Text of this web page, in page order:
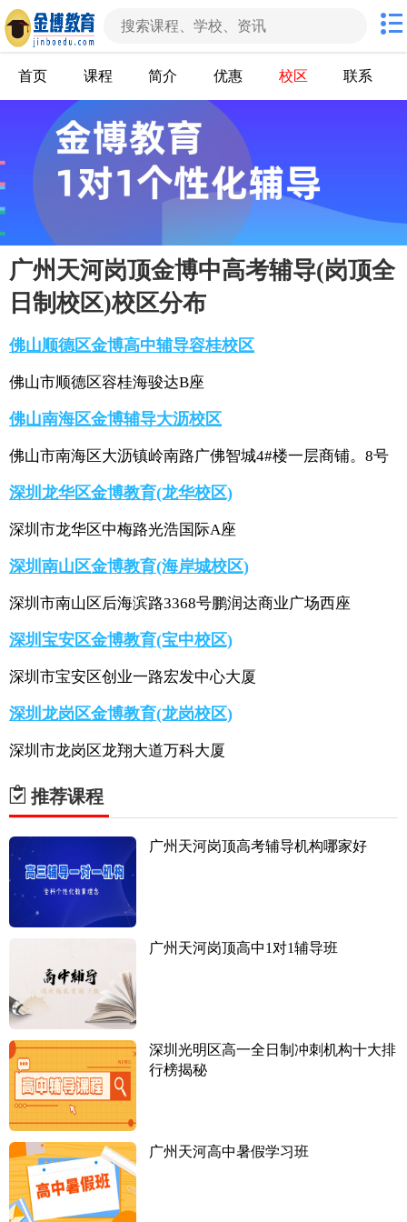
首页 课程 简介 优惠 校区 联系
广州天河岗顶金博中高考辅导(岗顶全
日制校区)校区分布
佛山顺德区金博高中辅导容桂校区
佛山市顺德区容桂海骏达B座
佛山南海区金博辅导大沥校区
佛山市南海区大沥镇岭南路广佛智城4#楼一层商铺。8号
深圳龙华区金博教育(龙华校区)
深圳市龙华区中梅路光浩国际A座
深圳南山区金博教育(海岸城校区)
深圳市南山区后海滨路3368号鹏润达商业广场西座
深圳宝安区金博教育(宝中校区)
深圳市宝安区创业一路宏发中心大厦
深圳龙岗区金博教育(龙岗校区)
深圳市龙岗区龙翔大道万科大厦
推荐课程
广州天河岗顶高考辅导机构哪家好
广州天河岗顶高中1对1辅导班
深圳光明区高一全日制冲刺机构十大排
行榜揭秘
广州天河高中暑假学习班